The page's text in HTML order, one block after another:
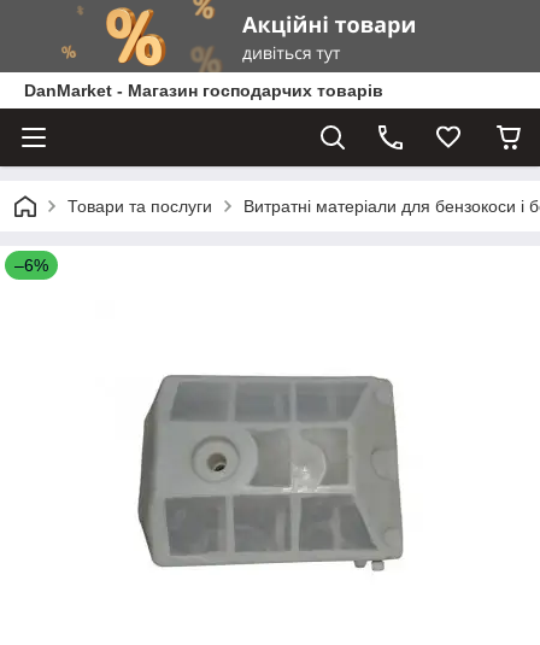
DanMarket - Магазин господарчих товарів
Товари та послуги Витратні матеріали для бензокоси і
–6%